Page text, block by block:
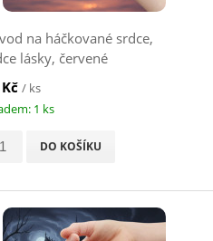
na háčkované srdce,
lásky, červené
/ ks
1 ks
DO KOŠÍKU